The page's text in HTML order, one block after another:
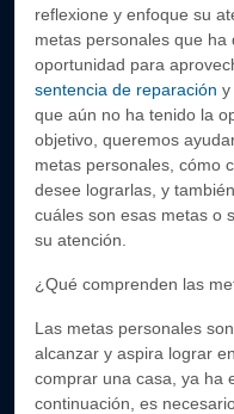
reflexione y enfoque su
metas personales que ha
oportunidad para
sentencia de reparación y
que aún no ha tenido la
objetivo, queremos
metas personales, cómo
desee lograrlas, y
cuáles son esas metas o
su atención.
¿Qué comprenden las
Las metas personales
alcanzar y aspira lograr
comprar una casa, ya ha
continuación, es